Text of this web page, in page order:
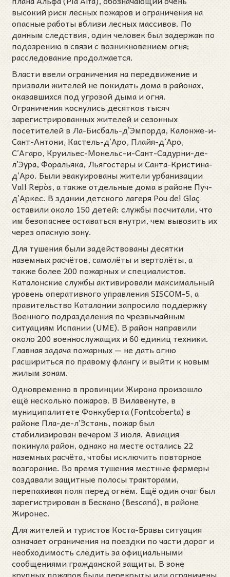
высокий риск лесных пожаров и ограничения на
опасные работы вблизи лесных массивов. По
данным следствия, один человек был задержан по
подозрению в связи с возникновением огня;
расследование продолжается.
Власти ввели ограничения на передвижение и
призвали жителей не покидать дома в районах,
оказавшихся под угрозой дыма и огня.
Ограничения коснулись десятков тысяч
зарегистрированных жителей и сезонных
посетителей в Ла-Бисбаль-д’Эмпорда, Калонже-и-
Сант-Антони, Кастель-д’Аро, Плайя-д’Аро,
С’Агаро, Круильес-Монельс-и-Сант-Садурни-де-
л’Эура, Форальяка, Льягостеры и Санта-Кристина-
д’Аро. Были эвакуированы жители урбанизации
Vall Repòs, а также отдельные дома в районе Пуч-
д’Аркес. В здании детского лагеря Pou del Glaç
оставили около 150 детей: службы посчитали, что
им безопаснее оставаться внутри, чем вывозить их
через опасную зону.
Для тушения были задействованы десятки
наземных расчётов, самолёты и вертолёты, а
также более 200 пожарных и специалистов.
Каталонские службы активировали максимальный
уровень оперативного управления SISCOM-5, а
правительство Каталонии запросило поддержку
Военного подразделения по чрезвычайным
ситуациям Испании (UME). В район направили
около 200 военнослужащих и 60 единиц техники.
Главная задача пожарных — не дать огню
расшириться по правому флангу и выйти к новым
жилым зонам.
Одновременно в провинции Жирона произошло
ещё несколько пожаров. В Вилавенуте, в
муниципалитете Фонкуберта (Fontcoberta) в
районе Пла-де-л’Эстань, пожар был
стабилизирован вечером 3 июля. Авиация
покинула район, однако на месте остались 22
наземных расчёта, чтобы исключить повторное
возгорание. Во время тушения местные фермеры
создавали защитные полосы тракторами,
перепахивая поля перед огнём. Ещё один очаг был
зарегистрирован в Бескано (Bescanó), в районе
Жиронес.
Для жителей и туристов Коста-Бравы ситуация
означает ограничения на поездки по части дорог и
необходимость следить за официальными
сообщениями гражданской защиты. В зоне